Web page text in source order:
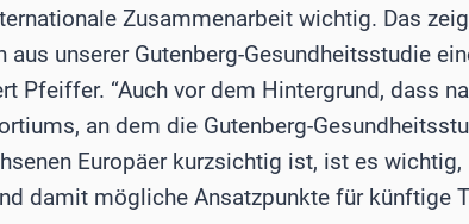
Zusammenarbeit wichtig. Das
aus unserer Gutenberg-Gesundheitsstudie
Pfeiffer. “Auch vor dem Hintergrund, dass
an dem die Gutenberg-
Europäer kurzsichtig ist, ist es
damit mögliche Ansatzpunkte für künftige